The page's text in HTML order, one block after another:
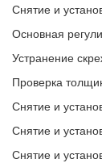
Снятие и
Основная
Устранение
Проверка
Снятие и
Снятие и
Снятие и